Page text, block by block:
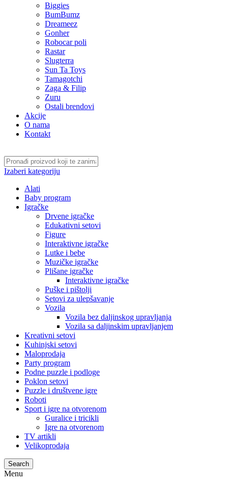
Biggies
BumBumz
Dreameez
Gonher
Robocar poli
Rastar
Slugterra
Sun Ta Toys
Tamagotchi
Zaga & Filip
Zuru
Ostali brendovi
Akcije
O nama
Kontakt
Izaberi kategoriju
Alati
Baby program
Igračke
Drvene igračke
Edukativni setovi
Figure
Interaktivne igračke
Lutke i bebe
Muzičke igračke
Plišane igračke
Interaktivne igračke
Puške i pištolji
Setovi za ulepšavanje
Vozila
Vozila bez daljinskog upravljanja
Vozila sa daljinskim upravljanjem
Kreativni setovi
Kuhinjski setovi
Maloprodaja
Party program
Podne puzzle i podloge
Poklon setovi
Puzzle i društvene igre
Roboti
Sport i igre na otvorenom
Guralice i tricikli
Igre na otvorenom
TV artikli
Velikoprodaja
Search
Menu